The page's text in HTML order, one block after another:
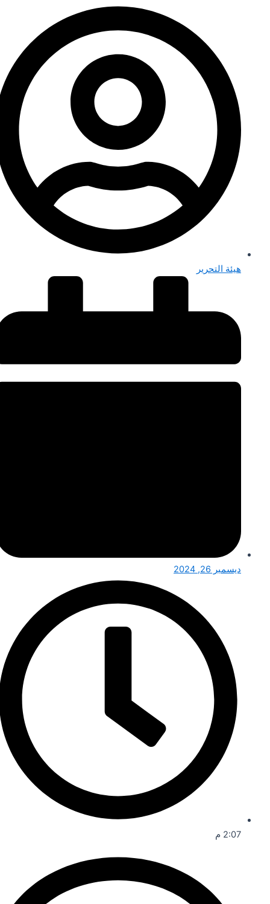
هيئة التحرير
ديسمبر 26, 2024
2:07 م